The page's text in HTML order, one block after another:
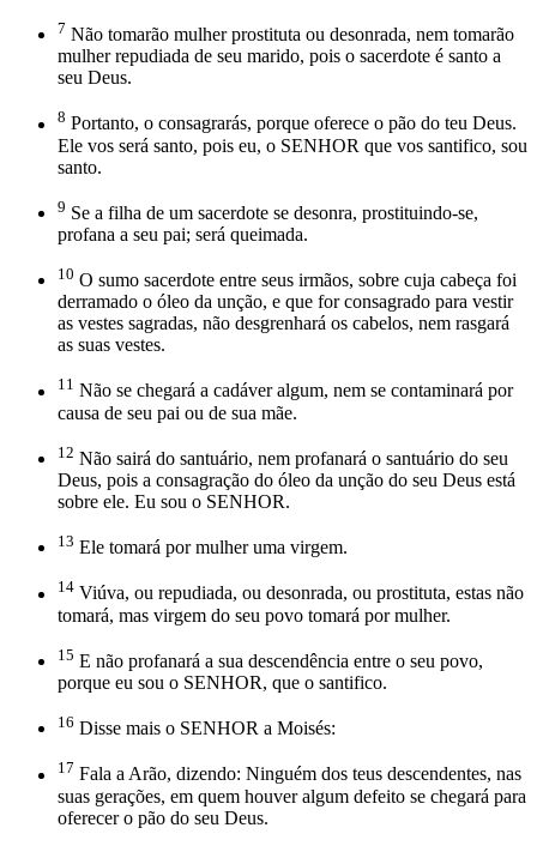
7 Não tomarão mulher prostituta ou desonrada, nem tomarão
mulher repudiada de seu marido, pois o sacerdote é santo a
seu Deus.
8 Portanto, o consagrarás, porque oferece o pão do teu Deus.
Ele vos será santo, pois eu, o SENHOR que vos santifico, sou
santo.
9 Se a filha de um sacerdote se desonra, prostituindo-se,
profana a seu pai; será queimada.
10 O sumo sacerdote entre seus irmãos, sobre cuja cabeça foi
derramado o óleo da unção, e que for consagrado para vestir
as vestes sagradas, não desgrenhará os cabelos, nem rasgará
as suas vestes.
11 Não se chegará a cadáver algum, nem se contaminará por
causa de seu pai ou de sua mãe.
12 Não sairá do santuário, nem profanará o santuário do seu
Deus, pois a consagração do óleo da unção do seu Deus está
sobre ele. Eu sou o SENHOR.
13 Ele tomará por mulher uma virgem.
14 Viúva, ou repudiada, ou desonrada, ou prostituta, estas não
tomará, mas virgem do seu povo tomará por mulher.
15 E não profanará a sua descendência entre o seu povo,
porque eu sou o SENHOR, que o santifico.
16 Disse mais o SENHOR a Moisés:
17 Fala a Arão, dizendo: Ninguém dos teus descendentes, nas
suas gerações, em quem houver algum defeito se chegará para
oferecer o pão do seu Deus.